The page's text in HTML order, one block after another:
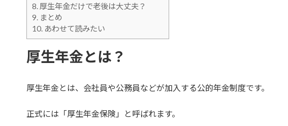
8.厚生年金だけで老後は大丈夫？
9.まとめ
10.あわせて読みたい
厚生年金とは？
厚生年金とは、会社員や公務員などが加入する公的年金制度です。
正式には「厚生年金保険」と呼ばれます。